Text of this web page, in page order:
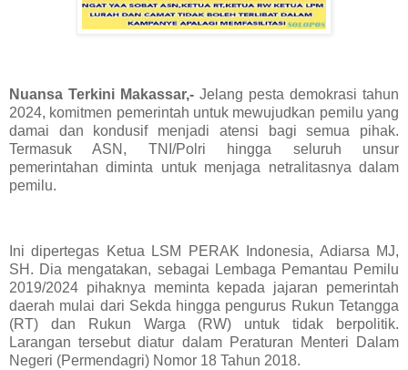
Nuansa Terkini Makassar,- Jelang pesta demokrasi tahun
2024, komitmen pemerintah untuk mewujudkan pemilu yang
damai dan kondusif menjadi atensi bagi semua pihak.
Termasuk ASN, TNI/Polri hingga seluruh unsur
pemerintahan diminta untuk menjaga netralitasnya dalam
pemilu.
Ini dipertegas Ketua LSM PERAK Indonesia, Adiarsa MJ,
SH. Dia mengatakan, sebagai Lembaga Pemantau Pemilu
2019/2024 pihaknya meminta kepada jajaran pemerintah
daerah mulai dari Sekda hingga pengurus Rukun Tetangga
(RT) dan Rukun Warga (RW) untuk tidak berpolitik.
Larangan tersebut diatur dalam Peraturan Menteri Dalam
Negeri (Permendagri) Nomor 18 Tahun 2018.